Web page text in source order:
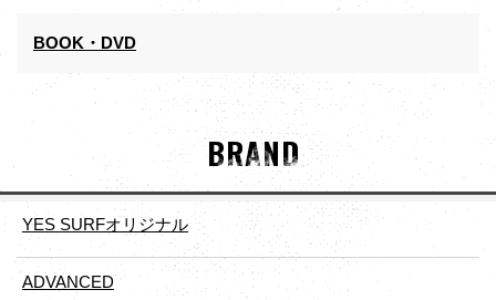
BOOK・DVD
BRAND
YES SURFオリジナル
ADVANCED